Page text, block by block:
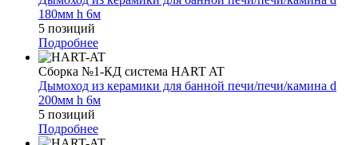
180мм h 6м
5 позиций
Подробнее
Сборка №1-КД система HART AT
Дымоход из керамики для банной печи/печи/камина d
200мм h 6м
5 позиций
Подробнее